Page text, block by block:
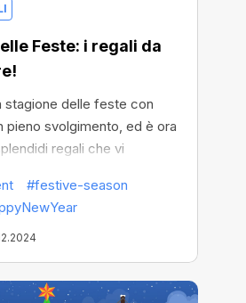
Feste: i regali da
stagione delle feste con
pieno svolgimento, ed è ora
regali che vi
indimenticabili, e ne
#festive-season